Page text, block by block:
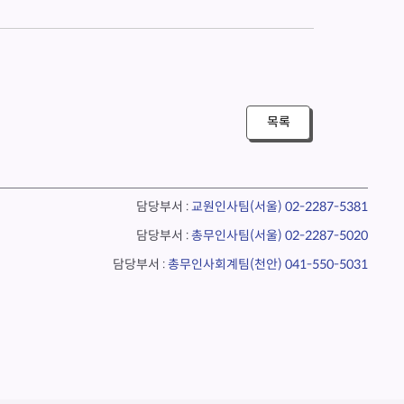
목록
담당부서 :교원인사팀(서울) 02-2287-5381
담당부서 :총무인사팀(서울) 02-2287-5020
담당부서 :총무인사회계팀(천안) 041-550-5031